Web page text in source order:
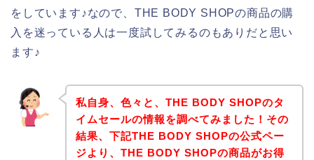
をしています♪なので、THE BODY SHOPの商品の購
入を迷っている人は一度試してみるのもありだと思い
ます♪
私自身、色々と、THE BODY SHOPのタ
イムセールの情報を調べてみました！その
結果、下記THE BODY SHOPの公式ペー
ジより、THE BODY SHOPの商品がお得